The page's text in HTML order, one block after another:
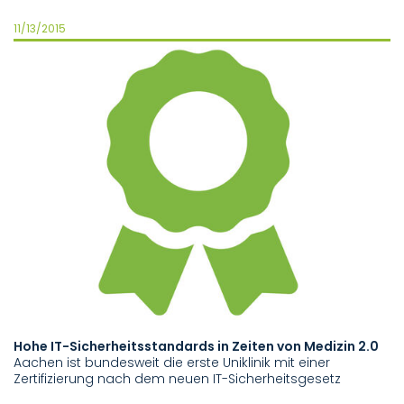
11/13/2015
Hohe IT-Sicherheitsstandards in Zeiten von Medizin 2.0
Aachen ist bundesweit die erste Uniklinik mit einer
Zertifizierung nach dem neuen IT-Sicherheitsgesetz